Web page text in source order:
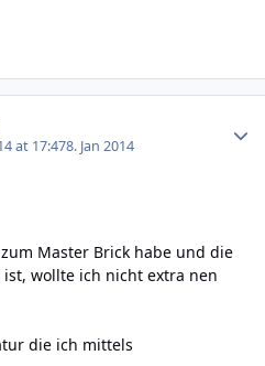
at 17:478. Jan 2014
Master Brick habe und die
wollte ich nicht extra nen
die ich mittels